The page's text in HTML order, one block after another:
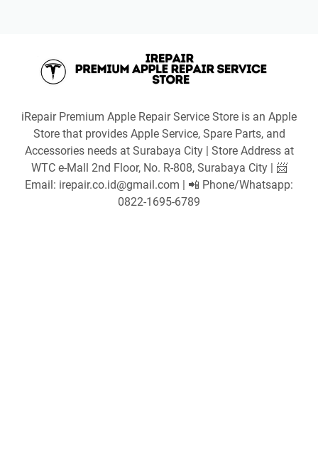
iRepair Premium Apple Repair Service Store is an Apple
Store that provides Apple Service, Spare Parts, and
Accessories needs at Surabaya City | Store Address at
WTC e-Mall 2nd Floor, No. R-808, Surabaya City | 📨
Email: irepair.co.id@gmail.com | 📲 Phone/Whatsapp:
0822-1695-6789